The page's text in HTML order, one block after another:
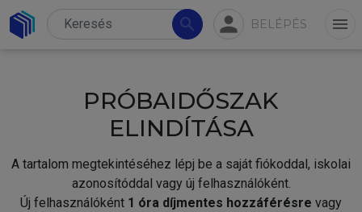
search person BELÉPÉS menu
PRÓBAIDŐSZAK
ELINDÍTÁSA
A tartalom megtekintéséhez lépj be a saját fiókoddal, iskolai
azonosítóddal vagy új felhasználóként.
Új felhasználóként 1 óra díjmentes hozzáférésre vagy